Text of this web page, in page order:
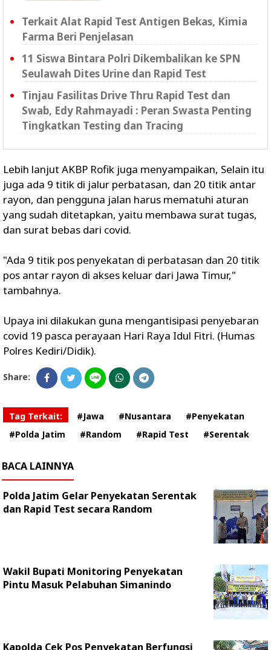
Terkait Alat Rapid Test Antigen Bekas, Kimia
Farma Beri Penjelasan
11 Siswa Bintara Polri Dikembalikan ke SPN
Seulawah Dites Urine dan Rapid Test
Tinjau Fasilitas Drive Thru Rapid Test dan
Swab, Edy Rahmayadi : Peran Swasta Penting
Tingkatkan Testing dan Tracing
Lebih lanjut AKBP Rofik juga menyampaikan, Selain itu
juga ada 9 titik di jalur perbatasan, dan 20 titik antar
rayon, dan pengguna jalan harus mematuhi aturan
yang sudah ditetapkan, yaitu membawa surat tugas,
dan surat bebas dari covid.
"Ada 9 titik pos penyekatan di perbatasan dan 20 titik
pos antar rayon di akses keluar dari Jawa Timur,"
tambahnya.
Upaya ini dilakukan guna mengantisipasi penyebaran
covid 19 pasca perayaan Hari Raya Idul Fitri. (Humas
Polres Kediri/Didik).
Share:
Tag Terkait: #Jawa #Nusantara
#Penyekatan
#Polda Jatim
#Random #Rapid Test #Serentak
BACA LAINNYA
Polda Jatim Gelar Penyekatan Serentak
dan Rapid Test secara Random
Wakil Bupati Monitoring Penyekatan
Pintu Masuk Pelabuhan Simanindo
Kapolda Cek Pos Penyekatan Berfungsi